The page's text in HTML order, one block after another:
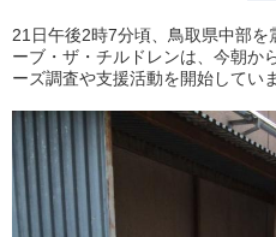
21日午後2時7分頃、鳥取県中部
ーブ・ザ・チルドレンは、今朝か
ーズ調査や支援活動を開始していま